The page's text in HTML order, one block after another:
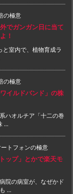
の極意
でガンガン日に当て
！
と室内で、植物育成ラ
の極意
イルドバンド」の株
ハオルチア「十二の巻
...
トフォンの極意
ップ」とかで楽天モ
院の病室が、なぜかド
...